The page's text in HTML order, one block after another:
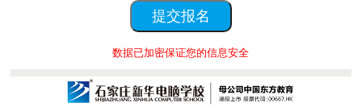
数据已加密保证您的信息安全